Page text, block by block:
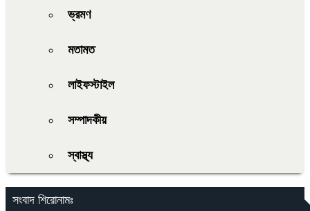
ভ্রমণ
মতামত
লাইফস্টাইল
সম্পাদকীয়
স্বাস্থ্য
সংবাদ শিরোনামঃ